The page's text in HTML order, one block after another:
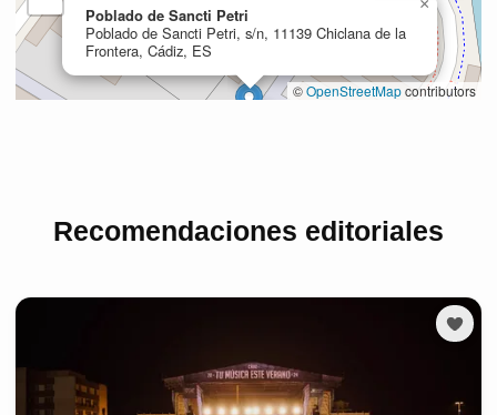
Recomendaciones editoriales